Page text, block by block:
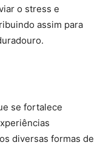
o stress e
assim para
se fortalece
diversas formas de